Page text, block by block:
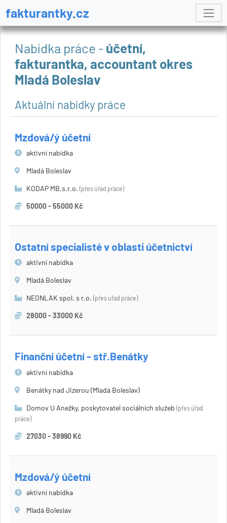
fakturantky.cz
Nabídka práce -účetní,
fakturantka, accountant okres
Mladá Boleslav
Aktuální nabídky práce
Mzdová/ý účetní
aktivní nabídka
Mladá Boleslav
KODAP MB,s.r.o. (přes úřad práce)
50000 - 55000 Kč
Ostatní specialisté v oblasti účetnictví
aktivní nabídka
Mladá Boleslav
NEONLAK spol. s r.o. (přes úřad práce)
28000 - 33000 Kč
Finanční účetní - stř.Benátky
aktivní nabídka
Benátky nad Jizerou (Mladá Boleslav)
Domov U Anežky, poskytovatel sociálních služeb (přes úřad
práce)
27030 - 38990 Kč
Mzdová/ý účetní
aktivní nabídka
Mladá Boleslav